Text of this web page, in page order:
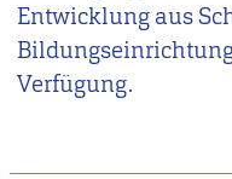
Entwicklung aus
Verfügung.